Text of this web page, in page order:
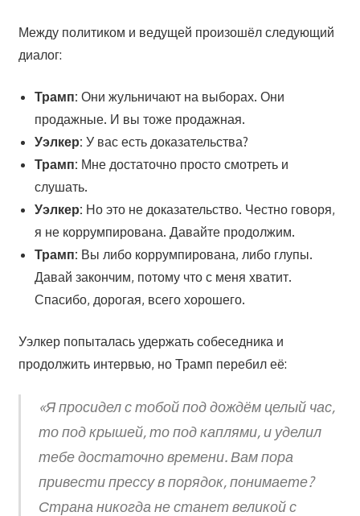
Между политиком и ведущей произошёл следующий
диалог:
Трамп: Они жульничают на выборах. Они
продажные. И вы тоже продажная.
Уэлкер: У вас есть доказательства?
Трамп: Мне достаточно просто смотреть и
слушать.
Уэлкер: Но это не доказательство. Честно говоря,
я не коррумпирована. Давайте продолжим.
Трамп: Вы либо коррумпирована, либо глупы.
Давай закончим, потому что с меня хватит.
Спасибо, дорогая, всего хорошего.
Уэлкер попыталась удержать собеседника и
продолжить интервью, но Трамп перебил её:
«Я просидел с тобой под дождём целый час,
то под крышей, то под каплями, и уделил
тебе достаточно времени. Вам пора
привести прессу в порядок, понимаете?
Страна никогда не станет великой с